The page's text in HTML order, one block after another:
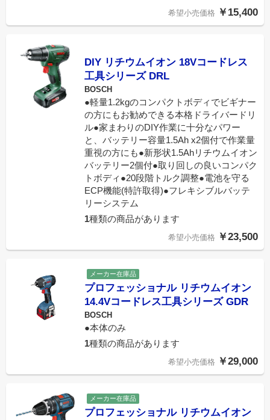
希望小売価格 ￥15,400
DIY リチウムイオン 18Vコードレス
工具シリーズ DRL
BOSCH
●軽量1.2kgのコンパクトボディでビギナー
の方にもお勧めできる本格ドライバードリ
ル●家まわりのDIY作業に十分なパワー
と、バッテリー容量1.5Ah x2個付で作業量
重視の方にも●新形状1.5Ahリチウムイオン
バッテリー2個付●取り回しの良いコンパク
トボディ●20段階トルク調整●電池を守る
ECP機能(特許取得)●フレキシブルバッテ
リーシステム
1種類の商品があります
希望小売価格 ￥23,500
メーカー在庫品
プロフェッショナル リチウムイオン
14.4Vコードレス工具シリーズ GDR
BOSCH
●本体のみ
1種類の商品があります
希望小売価格 ￥29,000
メーカー在庫品
プロフェッショナル リチウムイオン